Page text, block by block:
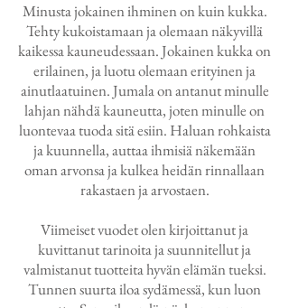
Minusta jokainen ihminen on kuin kukka.
Tehty kukoistamaan ja olemaan näkyvillä
kaikessa kauneudessaan. Jokainen kukka on
erilainen, ja luotu olemaan erityinen ja
ainutlaatuinen. Jumala on antanut minulle
lahjan nähdä kauneutta, joten minulle on
luontevaa tuoda sitä esiin. Haluan rohkaista
ja kuunnella, auttaa ihmisiä näkemään
oman arvonsa ja kulkea heidän rinnallaan
rakastaen ja arvostaen.
Viimeiset vuodet olen kirjoittanut ja
kuvittanut tarinoita ja suunnitellut ja
valmistanut tuotteita hyvän elämän tueksi.
Tunnen suurta iloa sydämessä, kun luon